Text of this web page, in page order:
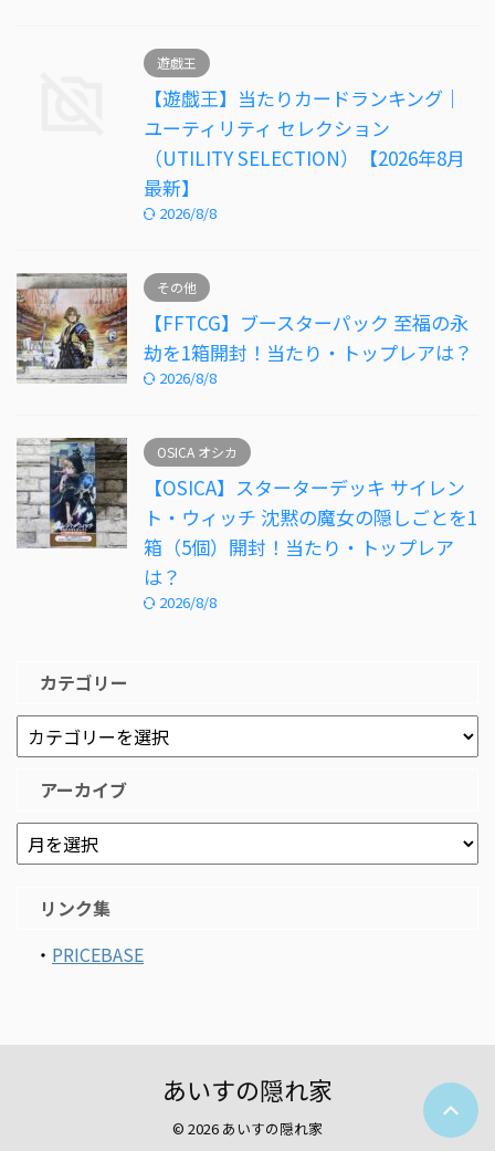
遊戯王
【遊戯王】当たりカードランキング｜
ユーティリティ セレクション
（UTILITY SELECTION）【2026年8月
最新】
2026/8/8
その他
【FFTCG】ブースターパック 至福の永
劫を1箱開封！当たり・トップレアは？
2026/8/8
OSICA オシカ
【OSICA】スターターデッキ サイレン
ト・ウィッチ 沈黙の魔女の隠しごとを1
箱（5個）開封！当たり・トップレア
は？
2026/8/8
カテゴリー
アーカイブ
リンク集
・ PRICEBASE
あいすの隠れ家
© 2026 あいすの隠れ家